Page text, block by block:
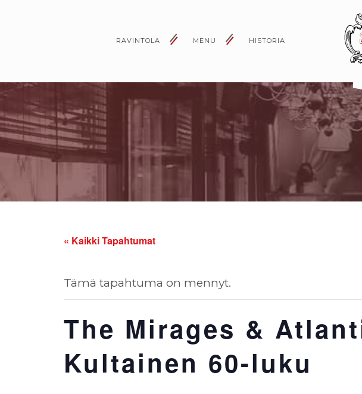
RAVINTOLA MENU HISTORIA
« Kaikki Tapahtumat
Tämä tapahtuma on mennyt.
The Mirages &
Kultainen 60-luku